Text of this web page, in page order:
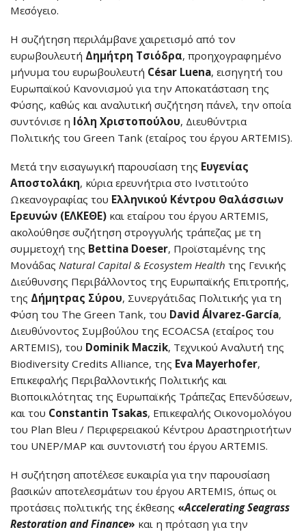
Μεσόγειο.
Η συζήτηση περιλάμβανε χαιρετισμό από τον
ευρωβουλευτή Δημήτρη Τσιόδρα, προηχογραφημένο
μήνυμα του ευρωβουλευτή César Luena, εισηγητή του
Ευρωπαϊκού Κανονισμού για την Αποκατάσταση της
Φύσης, καθώς και αναλυτική συζήτηση πάνελ, την οποία
συντόνισε η Ιόλη Χριστοπούλου, Διευθύντρια
Πολιτικής του Green Tank (εταίρος του έργου ARTEMIS).
Μετά την εισαγωγική παρουσίαση της Ευγενίας
Αποστολάκη, κύρια ερευνήτρια στο Ινστιτούτο
Ωκεανογραφίας του Ελληνικού Κέντρου Θαλάσσιων
Ερευνών (ΕΛΚΕΘΕ) και εταίρου του έργου ARTEMIS,
ακολούθησε συζήτηση στρογγυλής τράπεζας με τη
συμμετοχή της Bettina Doeser, Προϊσταμένης της
Μονάδας Natural Capital & Ecosystem Health της Γενικής
Διεύθυνσης Περιβάλλοντος της Ευρωπαϊκής Επιτροπής,
της Δήμητρας Σύρου, Συνεργάτιδας Πολιτικής για τη
Φύση του The Green Tank, του David Álvarez-García,
Διευθύνοντος Συμβούλου της ECOACSA (εταίρος του
ARTEMIS), του Dominik Maczik, Τεχνικού Αναλυτή της
Biodiversity Credits Alliance, της Eva Mayerhofer,
Επικεφαλής Περιβαλλοντικής Πολιτικής και
Βιοποικιλότητας της Ευρωπαϊκής Τράπεζας Επενδύσεων,
και του Constantin Tsakas, Επικεφαλής Οικονομολόγου
του Plan Bleu / Περιφερειακού Κέντρου Δραστηριοτήτων
του UNEP/MAP και συντονιστή του έργου ARTEMIS.
Η συζήτηση αποτέλεσε ευκαιρία για την παρουσίαση
βασικών αποτελεσμάτων του έργου ARTEMIS, όπως οι
προτάσεις πολιτικής της έκθεσης «Accelerating Seagrass
Restoration and Finance» και η πρόταση για την